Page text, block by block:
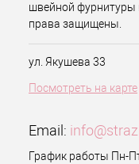
швейной фурнитуры
права защищены.
ул. Якушева 33
Посмотреть на карте
Email:
График работы Пн-